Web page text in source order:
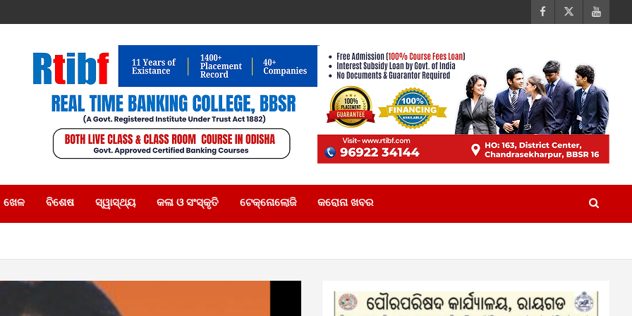
ଖେଳ ବିଶେଷ ସ୍ୱାସ୍ଥ୍ୟ କଳା ଓ ସଂସ୍କୃତି ଟେକ୍ନୋଲୋଜି କରୋନା ଖବର